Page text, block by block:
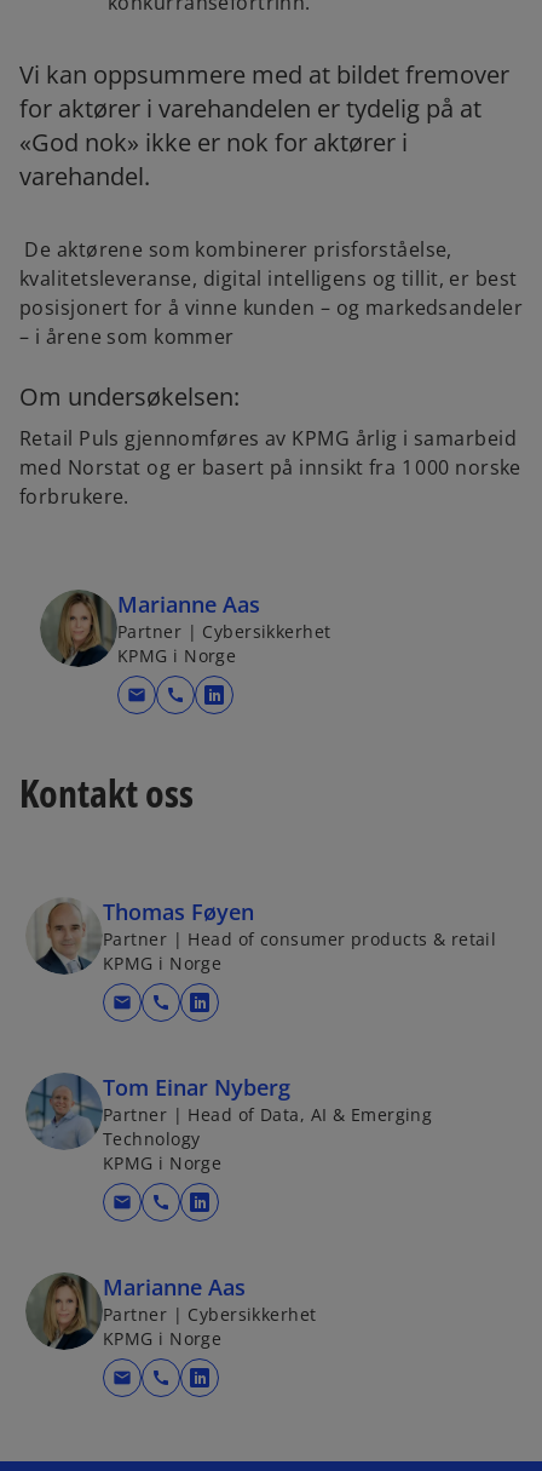
Vi kan oppsummere med at bildet fremover
for aktører i varehandelen er tydelig på at
«God nok» ikke er nok for aktører i
varehandel.
De aktørene som kombinerer prisforståelse,
kvalitetsleveranse, digital intelligens og tillit, er best
posisjonert for å vinne kunden – og markedsandeler
– i årene som kommer
Om undersøkelsen:
Retail Puls gjennomføres av KPMG årlig i samarbeid
med Norstat og er basert på innsikt fra 1 000 norske
forbrukere.
Marianne Aas
Partner | Cybersikkerhet
KPMG i Norge
mail call
o
a
n
e
w
b
Kontakt oss
Thomas Føyen
Partner | Head of consumer products & retail
KPMG i Norge
mail call
o
n
s
i
n
a
w
t
a
b
Tom Einar Nyberg
Partner | Head of Data, AI & Emerging
Technology
KPMG i Norge
mail call
o
n
s
i
n
Marianne Aas
Partner | Cybersikkerhet
KPMG i Norge
mail call
o